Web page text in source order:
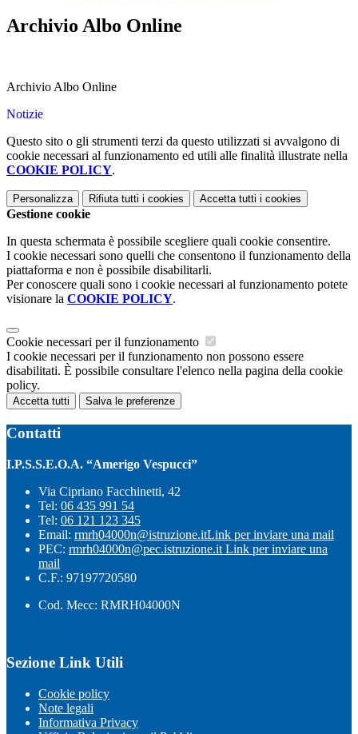
Archivio Albo Online
Archivio Albo Online
Notizie
Questo sito o gli strumenti terzi da questo utilizzati si avvalgono di
cookie necessari al funzionamento ed utili alle finalità illustrate nella
COOKIE POLICY.
Personalizza Rifiuta tutti i cookies Accetta tutti i cookies
Gestione cookie
In questa schermata è possibile scegliere quali cookie consentire.
I cookie necessari sono quelli che consentono il funzionamento della
piattaforma e non è possibile disabilitarli.
Per conoscere quali sono i cookie necessari al funzionamento potete
visionare la COOKIE POLICY.
Cookie necessari per il funzionamento
I cookie necessari per il funzionamento non possono essere
disabilitati. È possibile consultare l'elenco nella pagina della cookie
policy.
Accetta tutti Salva le preferenze
Contatti
I.P.S.S.E.O.A. “Amerigo Vespucci”
Via Cipriano Facchinetti, 42
Tel: 06 435 991 54
Tel: 06 121 123 345
Email: rmrh04000n@istruzione.itLink per inviare una mail
PEC: rmrh04000n@pec.istruzione.it Link per inviare una
mail
C.F.: 97197720580
Cod. Mecc: RMRH04000N
Sezione Link Utili
Cookie policy
Note legali
Informativa Privacy